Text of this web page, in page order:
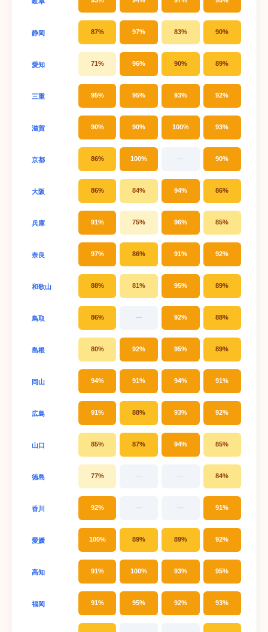
静岡 87% 97% 83% 90%
愛知 71% 96% 90% 89%
三重 95% 95% 93% 92%
滋賀 90% 90% 100% 93%
京都 86% 100% — 90%
大阪 86% 84% 94% 86%
兵庫 91% 75% 96% 85%
奈良 97% 86% 91% 92%
和歌山 88% 81% 95% 89%
鳥取 86% — 92% 88%
島根 80% 92% 95% 89%
岡山 94% 91% 94% 91%
広島 91% 88% 93% 92%
山口 85% 87% 94% 85%
徳島 77% — — 84%
香川 92% — — 91%
愛媛 100% 89% 89% 92%
高知 91% 100% 93% 95%
福岡 91% 95% 92% 93%